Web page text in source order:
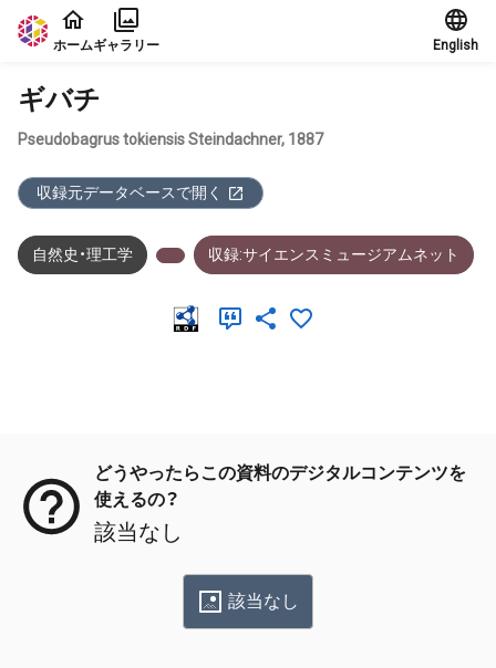
本文に飛ぶ
ホームギャラリー English
ギバチ
Pseudobagrus tokiensis Steindachner, 1887
収録元データベースで開く
自然史・理工学 収録:サイエンスミュージアムネット
どうやったらこの資料のデジタルコンテンツを
使えるの？
該当なし
該当なし